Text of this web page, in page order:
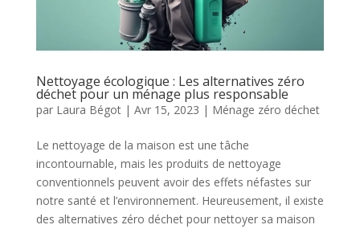
Nettoyage écologique : Les alternatives zéro
déchet pour un ménage plus responsable
par Laura Bégot| Avr 15, 2023 | Ménage zéro déchet
Le nettoyage de la maison est une tâche
incontournable, mais les produits de nettoyage
conventionnels peuvent avoir des effets néfastes sur
notre santé et l’environnement. Heureusement, il existe
des alternatives zéro déchet pour nettoyer sa maison